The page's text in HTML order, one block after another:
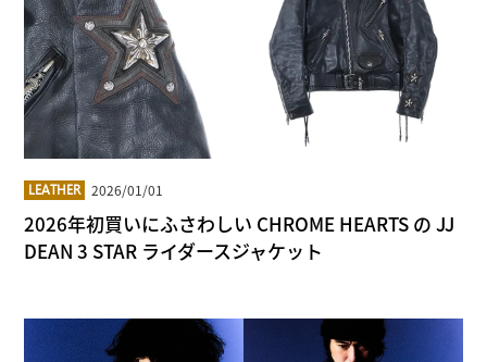
LEATHER 2026/01/01
2026年初買いにふさわしい CHROME HEARTS の JJ
DEAN 3 STAR ライダースジャケット